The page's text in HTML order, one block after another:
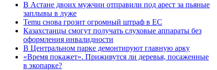
В Астане двоих мужчин отправили под арест за пьяные
заплывы в луже
Temu снова грозит огромный штраф в ЕС
Казахстанцы смогут получать слуховые аппараты без
оформления инвалидности
В Центральном парке демонтируют главную арку
«Время покажет». Приживутся ли деревья, посаженные
в экопарке?